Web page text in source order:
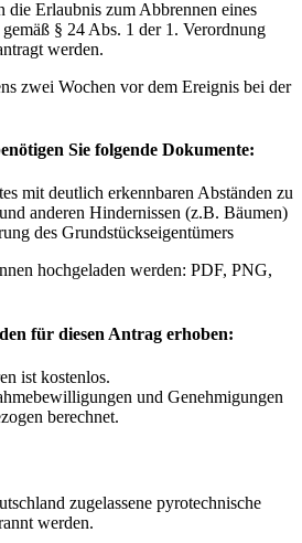
die Erlaubnis zum Abbrennen eines
§ 24 Abs. 1 der 1. Verordnung
werden.
zwei Wochen vor dem Ereignis bei der
Sie folgende Dokumente:
mit deutlich erkennbaren Abständen zu
anderen Hindernissen (z.B. Bäumen)
des Grundstückseigentümers
hochgeladen werden: PDF, PNG,
für diesen Antrag erhoben:
ist kostenlos.
und Genehmigungen
berechnet.
zugelassene pyrotechnische
werden.